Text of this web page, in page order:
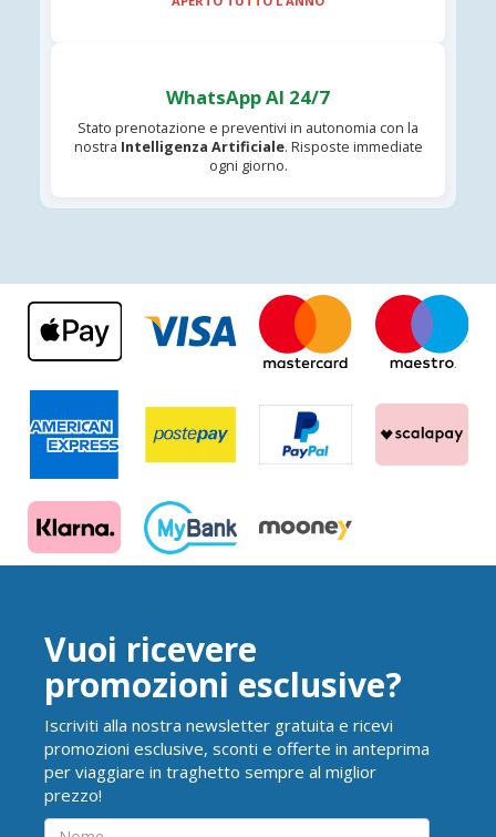
WhatsApp AI 24/7
Stato prenotazione e preventivi in autonomia con la
nostra Intelligenza Artificiale. Risposte immediate
ogni giorno.
Vuoi ricevere
promozioni esclusive?
Iscriviti alla nostra newsletter gratuita e ricevi
promozioni esclusive, sconti e offerte in anteprima
per viaggiare in traghetto sempre al miglior
prezzo!